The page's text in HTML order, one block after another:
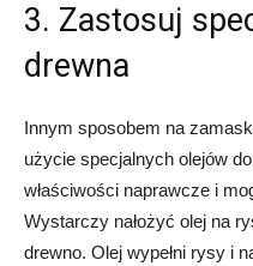
3. Zastosuj
drewna
Innym sposobem na
użycie specjalnych olejów
właściwości naprawcze i
Wystarczy nałożyć olej na
drewno. Olej wypełni rysy i